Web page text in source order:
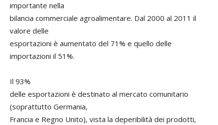
importante nella
bilancia commerciale agroalimentare. Dal 2000 al 2011 il
valore delle
esportazioni è aumentato del 71% e quello delle
importazioni il 51%.
Il 93%
delle esportazioni è destinato al mercato comunitario
(soprattutto Germania,
Francia e Regno Unito), vista la deperibilità dei prodotti,